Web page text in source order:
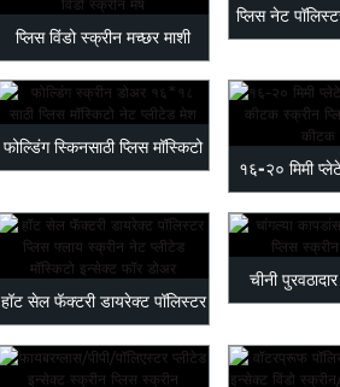
प्लिस विंडो स्क्रीन मच्छर माशी
प्रूफ स्क्रीन ...
प्लिस नेट
फोल्डिंग स्किनसाठी प्लिस मॉस्किटो
१६-२० मिमी
नेट
हॉट सेल फॅक्टरी डायरेक्ट पॉलिस्टर
प्लिस फ्लाय स्क...
चीनी